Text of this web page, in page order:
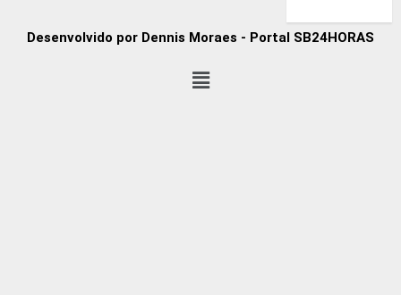
Desenvolvido por Dennis Moraes - Portal SB24HORAS